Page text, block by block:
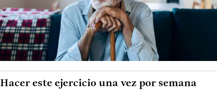
Hacer este ejercicio una vez por semana